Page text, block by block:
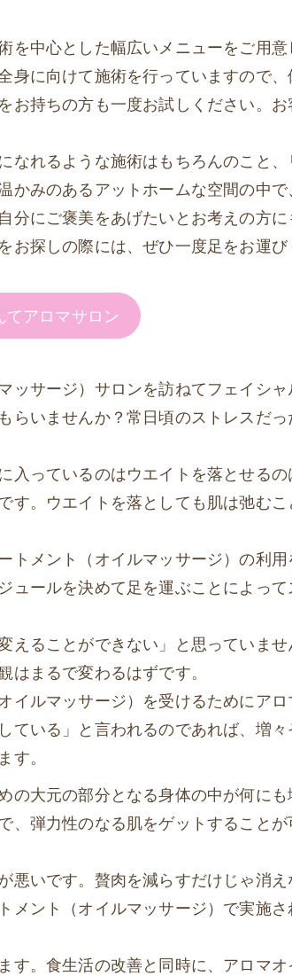
を中心とした幅広いメニューをご用意
身に向けて施術を行っていますので、
お持ちの方も一度お試しください。お
なれるような施術はもちろんのこと、
みのあるアットホームな空間の中で
分にご褒美をあげたいとお考えの方に
お探しの際には、ぜひ一度足をお運び
てアロマサロン
ッサージ）サロンを訪ねてフェイシャ
らいませんか？常日頃のストレスだっ
入っているのはウエイトを落とせるの
す。ウエイトを落としても肌は弛むこ
トメント（オイルマッサージ）の利用
ュールを決めて足を運ぶことによって
えることができない」と思っていませ
まるで変わるはずです。
イルマッサージ）を受けるためにアロ
ている」と言われるのであれば、増々
。
の大元の部分となる身体の中が何にも
、弾力性のなる肌をゲットすることが
悪いです。贅肉を減らすだけじゃ消え
メント（オイルマッサージ）で実施さ
す。食生活の改善と同時に、アロマオ